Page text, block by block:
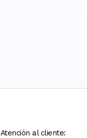
Atención al cliente: